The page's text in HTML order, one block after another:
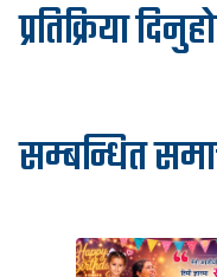
प्रतिक्रिया
सम्बन्धित